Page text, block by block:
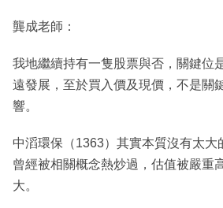
龔成老師：
我地繼續持有一隻股票與否，關鍵位
遠發展，至於買入價及現價，不是關
響。
中滔環保（1363）其實本質沒有太大
曾經被相關概念熱炒過，估值被嚴重
大。